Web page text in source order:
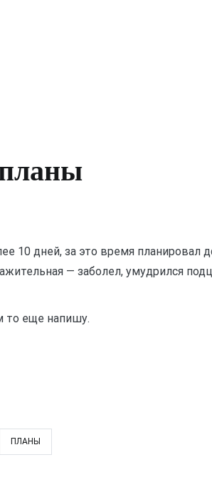
10 дней, за это время планировал
— заболел, умудрился
то еще напишу.
ПЛАНЫ